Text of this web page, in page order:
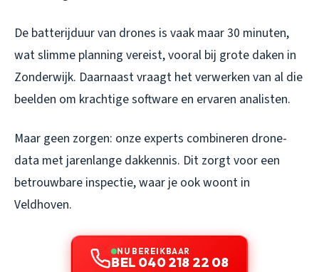
De batterijduur van drones is vaak maar 30 minuten,
wat slimme planning vereist, vooral bij grote daken in
Zonderwijk. Daarnaast vraagt het verwerken van al die
beelden om krachtige software en ervaren analisten.
Maar geen zorgen: onze experts combineren drone-
data met jarenlange dakkennis. Dit zorgt voor een
betrouwbare inspectie, waar je ook woont in
Veldhoven.
NU BEREIKBAAR
BEL 040 218 22 08